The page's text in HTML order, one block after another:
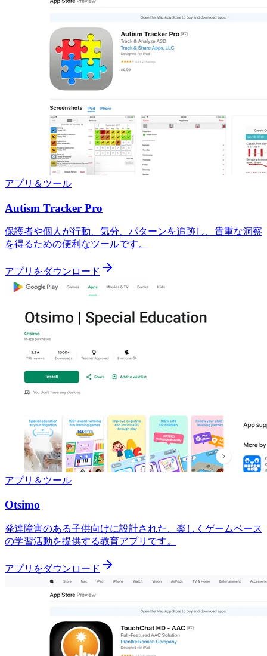
アプリ＆ツール
Autism Tracker Pro
保護者や個人が行動、気分、パターンを追跡し、貴重な洞察
を得るための便利なツールです。
アプリをダウンロード
アプリ＆ツール
Otsimo
発達障害のある子供向けに設計された、楽しくゲームベース
の学習活動を提供する教育アプリです。
アプリをダウンロード